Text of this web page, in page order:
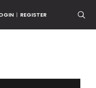
| REGISTER